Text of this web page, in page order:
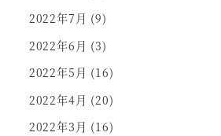
2022年7月 (9)
2022年6月 (3)
2022年5月 (16)
2022年4月 (20)
2022年3月 (16)